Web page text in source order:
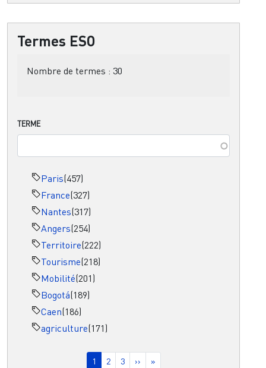
Termes ESO
Nombre de termes : 30
TERME
Paris(457)
France(327)
Nantes(317)
Angers(254)
Territoire(222)
Tourisme(218)
Mobilité(201)
Bogotá(189)
Caen(186)
agriculture(171)
Page courante
1 Page
2 Page
3 Page suivante
›› Dernière page
»